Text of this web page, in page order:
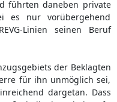
führten daneben private
es nur vorübergehend
Linien seinen Beruf
der Beklagten
für ihn unmöglich sei,
dargetan. Dass